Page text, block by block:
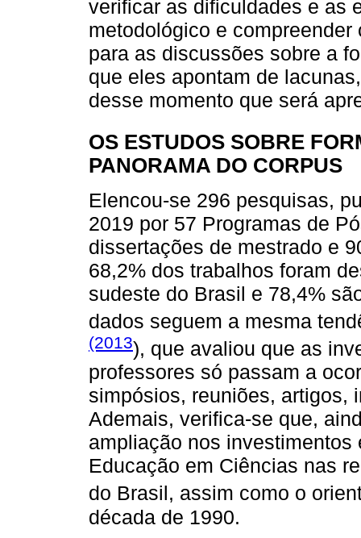
verificar as dificuldades e as
metodológico e
para as discussões sobre a
que eles apontam de
desse momento que será
OS ESTUDOS SOBRE
PANORAMA DO CORPUS
Elencou-se 296 pesquisas,
2019 por 57 Programas de
dissertações de mestrado e
68,2% dos trabalhos foram
sudeste do Brasil e 78,4%
dados seguem a mesma
(2013), que avaliou que as
professores só passam a
simpósios, reuniões, artigos,
Ademais, verifica-se que,
ampliação nos
Educação em Ciências nas
do Brasil, assim como o
década de 1990.